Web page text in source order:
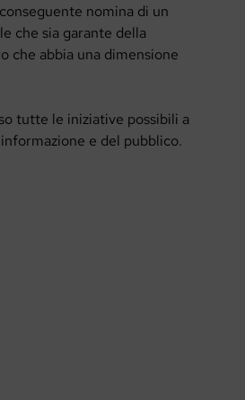
nomina di un
che sia garante della
che abbia una dimensione
tutte le iniziative possibili a
e del pubblico.